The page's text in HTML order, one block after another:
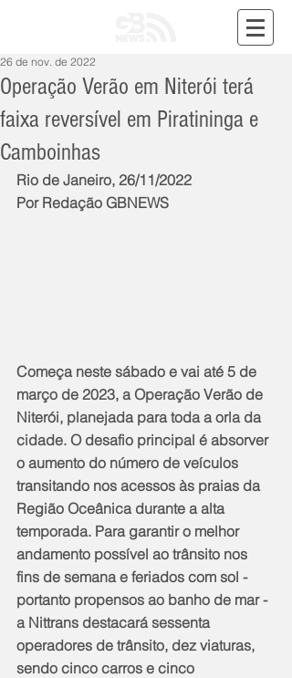
Operação Verão em Niterói terá
faixa reversível em Piratininga e
Camboinhas
26 de nov. de 2022
Rio de Janeiro, 26/11/2022
Por Redação GBNEWS
Começa neste sábado e vai até 5 de
março de 2023, a Operação Verão de
Niterói, planejada para toda a orla da
cidade. O desafio principal é absorver
o aumento do número de veículos
transitando nos acessos às praias da
Região Oceânica durante a alta
temporada. Para garantir o melhor
andamento possível ao trânsito nos
fins de semana e feriados com sol -
portanto propensos ao banho de mar -
a Nittrans destacará sessenta
operadores de trânsito, dez viaturas,
sendo cinco carros e cinco